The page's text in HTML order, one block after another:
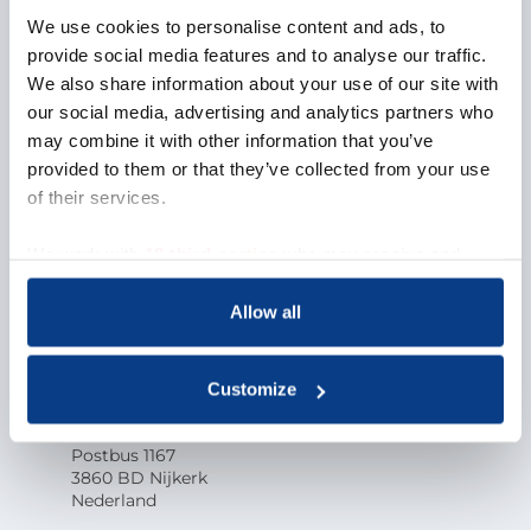
We use cookies to personalise content and ads, to
provide social media features and to analyse our traffic.
We also share information about your use of our site with
our social media, advertising and analytics partners who
may combine it with other information that you’ve
provided to them or that they’ve collected from your use
of their services.
process your information.
Allow all
Customize
Over NOBCO
Missie en visie
Organisatie
EMCC Global
Beroepscode
Contactgegevens
Postbus 1167
3860 BD Nijkerk
Nederland